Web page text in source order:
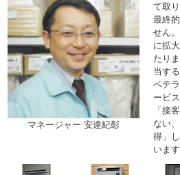
マネージャー 安達紀彰
て取
最終
せん
に拡
たり
当す
ベテ
ービ
「接
ない
得」
います